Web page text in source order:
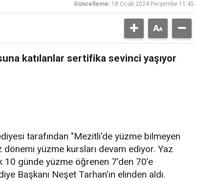
Güncelleme: 18 Ocak 2024 Perşembe 11:45
katılanlar sertifika sevinci yaşıyor
tarafından "Mezitli'de yüzme bilmeyen
dönemi yüzme kursları devam ediyor. Yaz
günde yüzme öğrenen 7’den 70’e
Başkanı Neşet Tarhan'ın elinden aldı.